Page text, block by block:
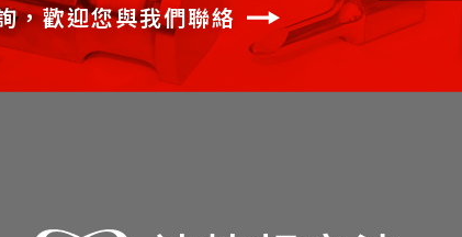
，歡迎您與我們聯絡